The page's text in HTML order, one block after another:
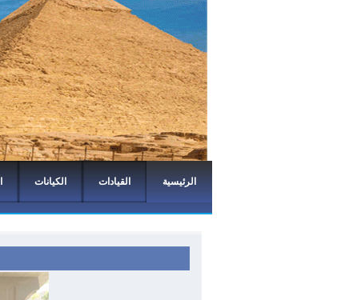
الرئيسية القيادات الكيانات